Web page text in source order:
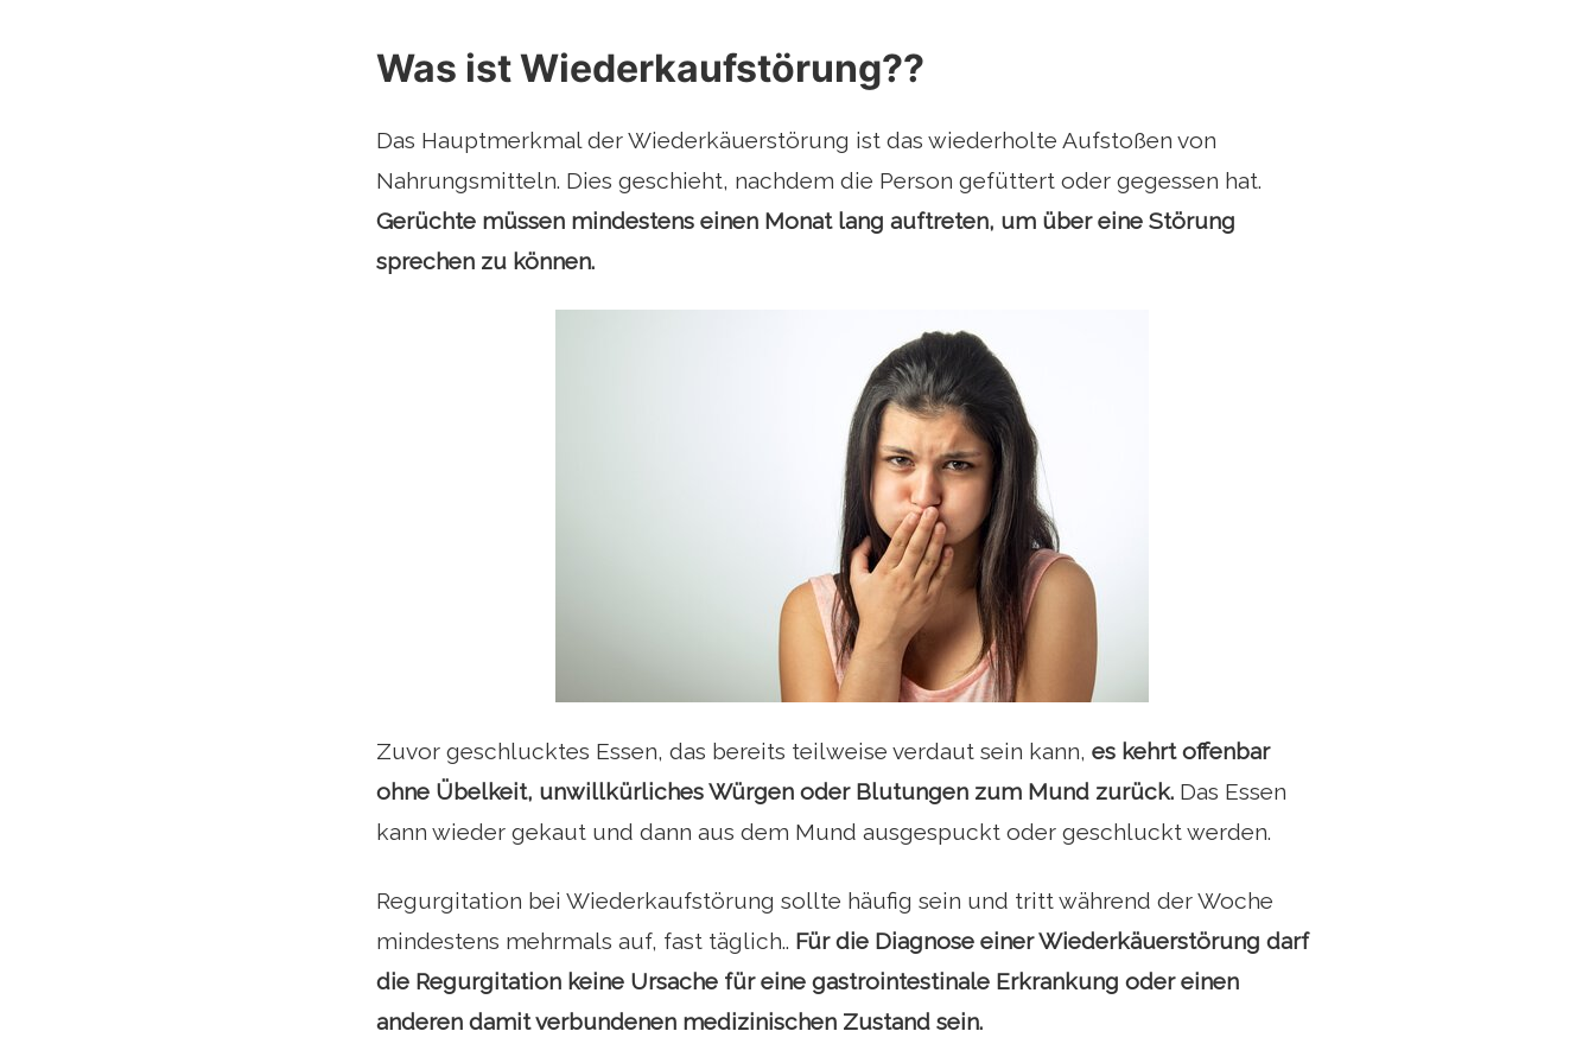
Was ist Wiederkaufstörung??
Das Hauptmerkmal der Wiederkäuerstörung ist das wiederholte Aufstoßen von
Nahrungsmitteln. Dies geschieht, nachdem die Person gefüttert oder gegessen hat.
Gerüchte müssen mindestens einen Monat lang auftreten, um über eine Störung
sprechen zu können.
Zuvor geschlucktes Essen, das bereits teilweise verdaut sein kann, es kehrt offenbar
ohne Übelkeit, unwillkürliches Würgen oder Blutungen zum Mund zurück. Das Essen
kann wieder gekaut und dann aus dem Mund ausgespuckt oder geschluckt werden.
Regurgitation bei Wiederkaufstörung sollte häufig sein und tritt während der Woche
mindestens mehrmals auf, fast täglich.. Für die Diagnose einer Wiederkäuerstörung darf
die Regurgitation keine Ursache für eine gastrointestinale Erkrankung oder einen
anderen damit verbundenen medizinischen Zustand sein.